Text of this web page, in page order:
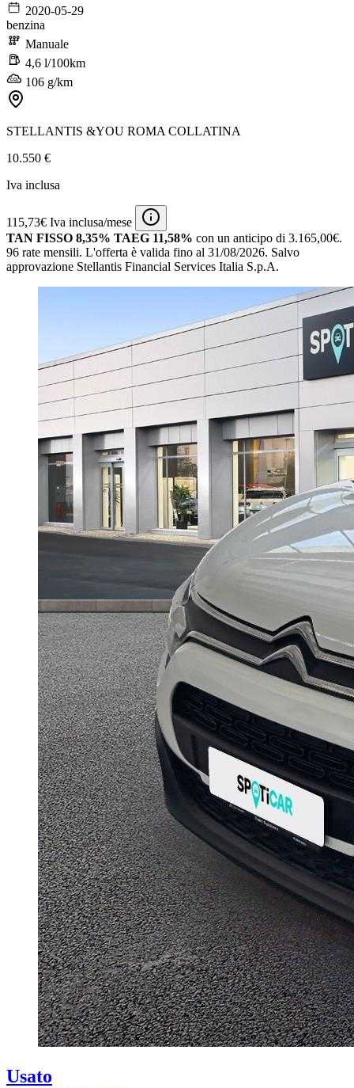
2020-05-29
benzina
Manuale
4,6 l/100km
106 g/km
STELLANTIS &YOU ROMA COLLATINA
10.550 €
Iva inclusa
115,73€ Iva inclusa/mese
TAN FISSO 8,35% TAEG 11,58% con un anticipo di 3.165,00€.
96 rate mensili. L'offerta è valida fino al 31/08/2026. Salvo
approvazione Stellantis Financial Services Italia S.p.A.
Usato